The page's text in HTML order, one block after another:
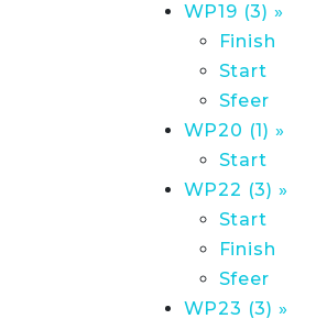
WP19 (3) »
Finish
Start
Sfeer
WP20 (1) »
Start
WP22 (3) »
Start
Finish
Sfeer
WP23 (3) »